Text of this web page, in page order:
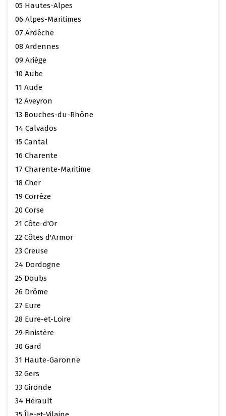
05 Hautes-Alpes
06 Alpes-Maritimes
07 Ardêche
08 Ardennes
09 Ariège
10 Aube
11 Aude
12 Aveyron
13 Bouches-du-Rhône
14 Calvados
15 Cantal
16 Charente
17 Charente-Maritime
18 Cher
19 Corrèze
20 Corse
21 Côte-d'Or
22 Côtes d'Armor
23 Creuse
24 Dordogne
25 Doubs
26 Drôme
27 Eure
28 Eure-et-Loire
29 Finistère
30 Gard
31 Haute-Garonne
32 Gers
33 Gironde
34 Hérault